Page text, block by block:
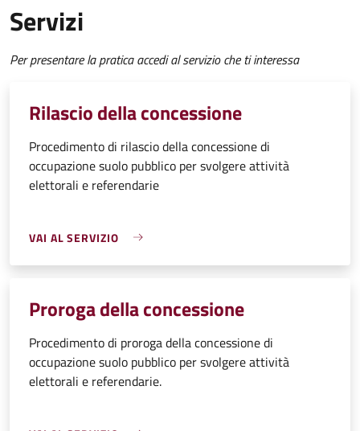
Servizi
Per presentare la pratica accedi al servizio che ti interessa
Rilascio della concessione
Procedimento di rilascio della concessione di
occupazione suolo pubblico per svolgere attività
elettorali e referendarie
VAI AL SERVIZIO
Proroga della concessione
Procedimento di proroga della concessione di
occupazione suolo pubblico per svolgere attività
elettorali e referendarie.